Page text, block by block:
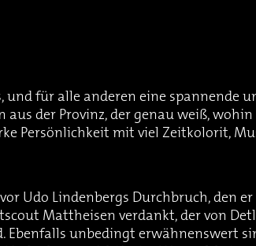
und für alle anderen eine spannende
der Provinz, der genau weiß,
Persönlichkeit mit viel Zeitkolorit,
Udo Lindenbergs Durchbruch, den
Mattheisen verdankt, der von
Ebenfalls unbedingt erwähnenswert